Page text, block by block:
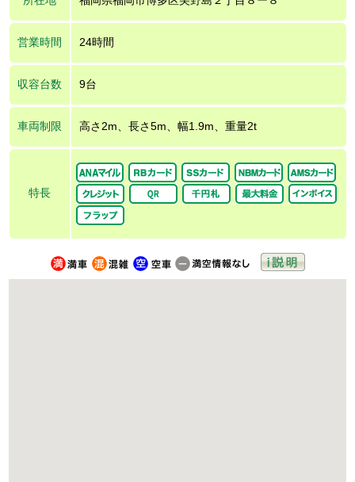
営業時間 24時間
収容台数 9台
車両制限 高さ2m、長さ5m、幅1.9m、重量2t
特長